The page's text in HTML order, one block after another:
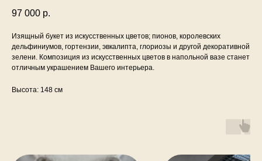
97 000 р.
Изящный букет из искусственных цветов; пионов, королевских
дельфиниумов, гортензии, эвкалипта, глориозы и другой декоративной
зелени. Композиция из искусственных цветов в напольной вазе станет
отличным украшением Вашего интерьера.
Высота: 148 см